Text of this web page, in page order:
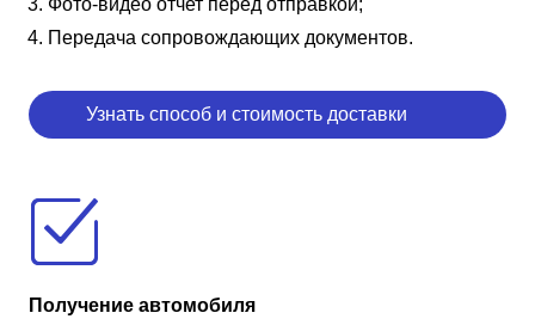
Передача сопровождающих документов.
Узнать способ и стоимость доставки
Получение автомобиля